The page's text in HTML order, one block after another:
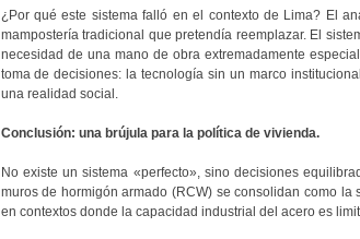
¿Por qué este sistema falló en el contexto de Lima? El
mampostería tradicional que pretendía reemplazar. El
necesidad de una mano de obra extremadamente
toma de decisiones: la tecnología sin un marco
una realidad social.
Conclusión: una brújula para la política de vivienda.
No existe un sistema «perfecto», sino decisiones
muros de hormigón armado (RCW) se consolidan como
en contextos donde la capacidad industrial del acero es